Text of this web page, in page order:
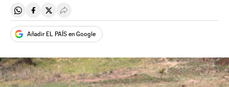
Compartir en Whatsapp
Compartir en Facebook
Compartir en Twitter
Desplegar Redes Sociales
Añadir EL PAÍS en Google